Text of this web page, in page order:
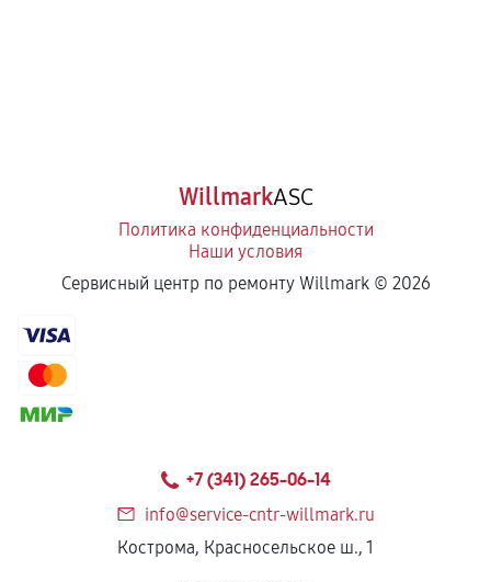
WillmarkASC
Политика конфиденциальности
Наши условия
Сервисный центр по ремонту Willmark © 2026
+7 (341) 265-06-14
info@service-cntr-willmark.ru
Кострома, Красносельское ш., 1